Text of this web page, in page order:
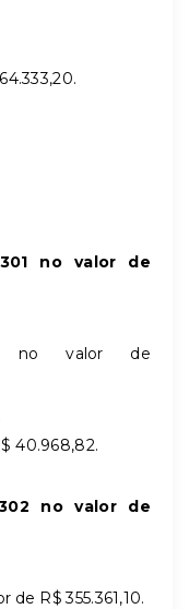
.
no valor de
no valor de
40.968,82.
no valor de
R$ 355.361,10.